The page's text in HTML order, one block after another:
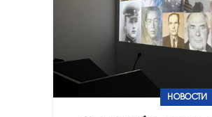
НОВОСТИ